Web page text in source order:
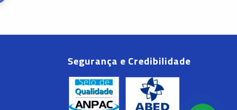
Segurança e Credibilidade